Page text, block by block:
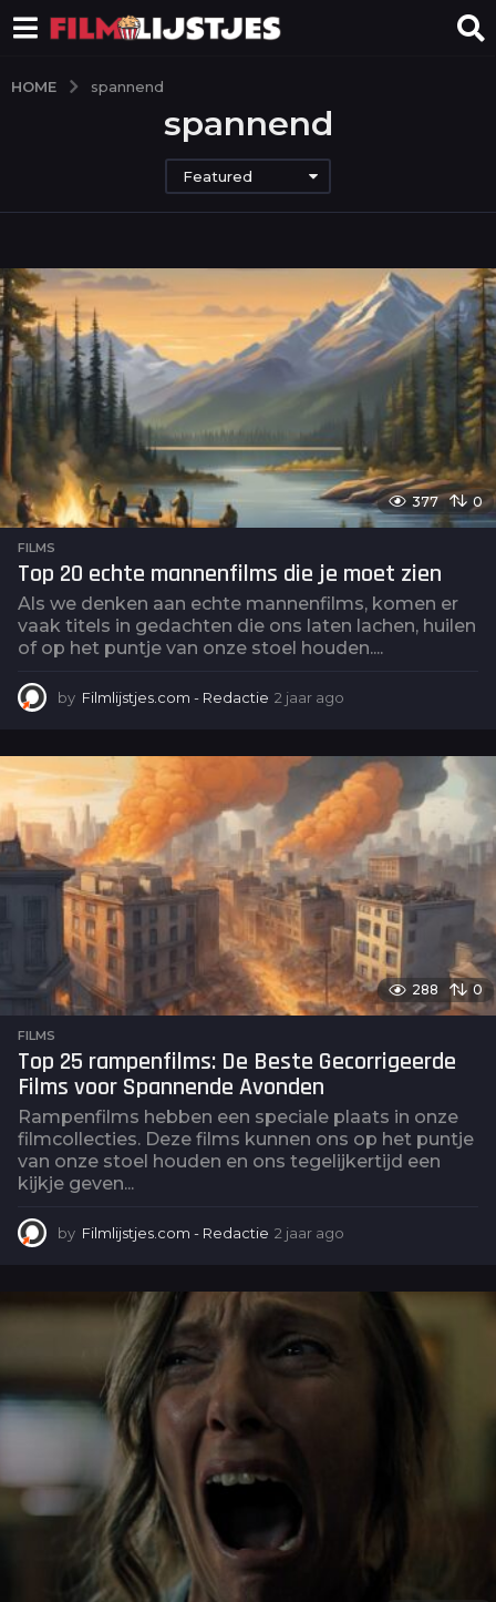
HOME spannend
spannend
Featured
377 0
FILMS
Top 20 echte mannenfilms die je moet zien
Als we denken aan echte mannenfilms, komen er
vaak titels in gedachten die ons laten lachen, huilen
of op het puntje van onze stoel houden....
by Filmlijstjes.com - Redactie 2 jaar ago
a
r
a
g
o
288 0
FILMS
Top 25 rampenfilms: De Beste Gecorrigeerde
Films voor Spannende Avonden
Rampenfilms hebben een speciale plaats in onze
filmcollecties. Deze films kunnen ons op het puntje
van onze stoel houden en ons tegelijkertijd een
kijkje geven...
by Filmlijstjes.com - Redactie 2 jaar ago
a